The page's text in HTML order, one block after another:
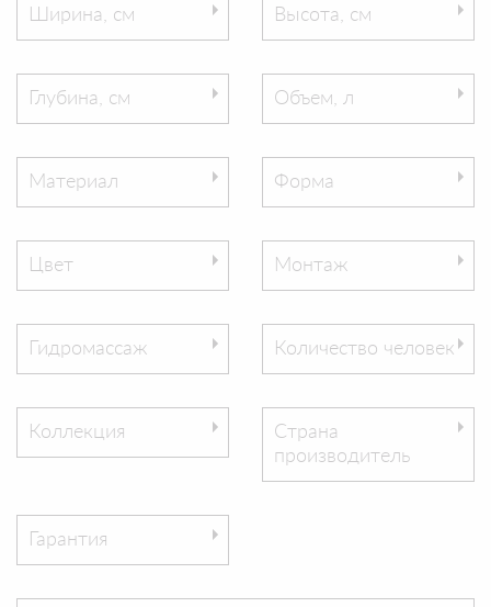
Ширина, см Высота, см
Глубина, см Объем, л
Материал Форма
Цвет Монтаж
Гидромассаж Количество человек
Коллекция
Страна
производитель
Гарантия